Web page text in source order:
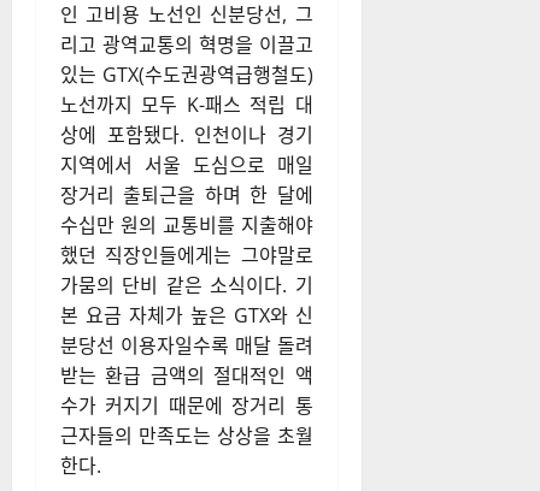
인 고비용 노선인 신분당선, 그
리고 광역교통의 혁명을 이끌고
있는 GTX(수도권광역급행철도)
노선까지 모두 K-패스 적립 대
상에 포함됐다. 인천이나 경기
지역에서 서울 도심으로 매일
장거리 출퇴근을 하며 한 달에
수십만 원의 교통비를 지출해야
했던 직장인들에게는 그야말로
가뭄의 단비 같은 소식이다. 기
본 요금 자체가 높은 GTX와 신
분당선 이용자일수록 매달 돌려
받는 환급 금액의 절대적인 액
수가 커지기 때문에 장거리 통
근자들의 만족도는 상상을 초월
한다.